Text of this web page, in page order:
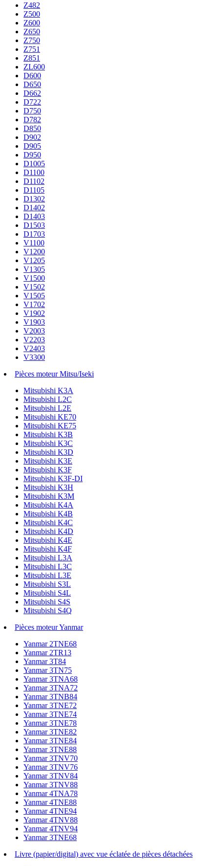
Z482
Z500
Z600
Z650
Z750
Z751
Z851
ZL600
D600
D650
D662
D722
D750
D782
D850
D902
D905
D950
D1005
D1100
D1102
D1105
D1302
D1402
D1403
D1503
D1703
V1100
V1200
V1205
V1305
V1500
V1502
V1505
V1702
V1902
V1903
V2003
V2203
V2403
V3300
Pièces moteur Mitsu/Iseki
Mitsubishi K3A
Mitsubishi L2C
Mitsubishi L2E
Mitsubishi KE70
Mitsubishi KE75
Mitsubishi K3B
Mitsubishi K3C
Mitsubishi K3D
Mitsubishi K3E
Mitsubishi K3F
Mitsubishi K3F-DI
Mitsubishi K3H
Mitsubishi K3M
Mitsubishi K4A
Mitsubishi K4B
Mitsubishi K4C
Mitsubishi K4D
Mitsubishi K4E
Mitsubishi K4F
Mitsubishi L3A
Mitsubishi L3C
Mitsubishi L3E
Mitsubishi S3L
Mitsubishi S4L
Mitsubishi S4S
Mitsubishi S4Q
Pièces moteur Yanmar
Yanmar 2TNE68
Yanmar 2TR13
Yanmar 3T84
Yanmar 3TN75
Yanmar 3TNA68
Yanmar 3TNA72
Yanmar 3TNB84
Yanmar 3TNE72
Yanmar 3TNE74
Yanmar 3TNE78
Yanmar 3TNE82
Yanmar 3TNE84
Yanmar 3TNE88
Yanmar 3TNV70
Yanmar 3TNV76
Yanmar 3TNV84
Yanmar 3TNV88
Yanmar 4TNA78
Yanmar 4TNE88
Yanmar 4TNE94
Yanmar 4TNV88
Yanmar 4TNV94
Yanmar 3TNE68
Livre (papier/digital) avec vue éclatée de pièces détachées